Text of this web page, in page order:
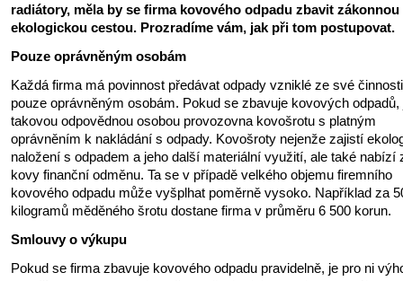
radiátory, měla by se firma kovového odpadu zbavit zákonnou
ekologickou cestou. Prozradíme vám, jak při tom postupovat.
Pouze oprávněným osobám
Každá firma má povinnost předávat odpady vzniklé ze své činnosti
pouze oprávněným osobám. Pokud se zbavuje kovových odpadů,
takovou odpovědnou osobou provozovna kovošrotu s platným
oprávněním k nakládání s odpady. Kovošroty nejenže zajistí
naložení s odpadem a jeho další materiální využití, ale také nabízí
kovy finanční odměnu. Ta se v případě velkého objemu firemního
kovového odpadu může vyšplhat poměrně vysoko. Například za
kilogramů měděného šrotu dostane firma v průměru 6 500 korun.
Smlouvy o výkupu
Pokud se firma zbavuje kovového odpadu pravidelně, je pro ni